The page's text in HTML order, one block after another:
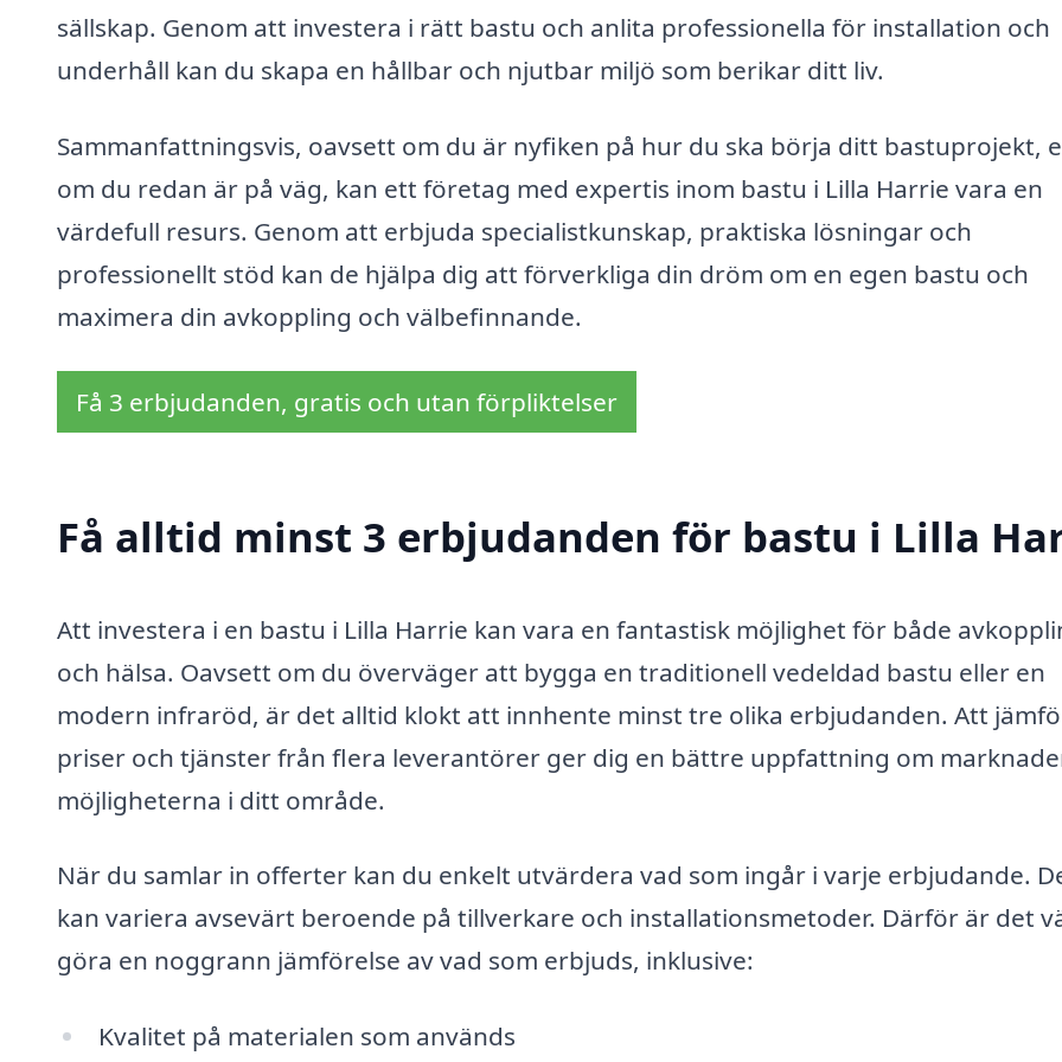
sällskap. Genom att investera i rätt bastu och anlita professionella för installation och
underhåll kan du skapa en hållbar och njutbar miljö som berikar ditt liv.
Sammanfattningsvis, oavsett om du är nyfiken på hur du ska börja ditt bastuprojekt,
om du redan är på väg, kan ett företag med expertis inom bastu i Lilla Harrie vara en
värdefull resurs. Genom att erbjuda specialistkunskap, praktiska lösningar och
professionellt stöd kan de hjälpa dig att förverkliga din dröm om en egen bastu och
maximera din avkoppling och välbefinnande.
Få 3 erbjudanden, gratis och utan förpliktelser
Få alltid minst 3 erbjudanden för bastu i Lilla
Att investera i en bastu i Lilla Harrie kan vara en fantastisk möjlighet för både
och hälsa. Oavsett om du överväger att bygga en traditionell vedeldad bastu eller en
modern infraröd, är det alltid klokt att innhente minst tre olika erbjudanden. Att
priser och tjänster från flera leverantörer ger dig en bättre uppfattning om
möjligheterna i ditt område.
När du samlar in offerter kan du enkelt utvärdera vad som ingår i varje erbjudande.
kan variera avsevärt beroende på tillverkare och installationsmetoder. Därför är det
göra en noggrann jämförelse av vad som erbjuds, inklusive:
Kvalitet på materialen som används